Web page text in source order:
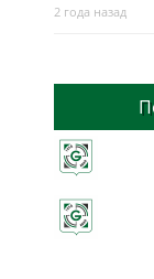
2 года назад